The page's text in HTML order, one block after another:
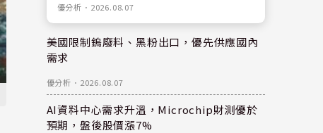
優分析 ． 2026.08.07
美國限制鎢廢料、黑粉出口，優先供應國內
需求
優分析 ． 2026.08.07
AI資料中心需求升溫，Microchip財測優於
預期，盤後股價漲7%